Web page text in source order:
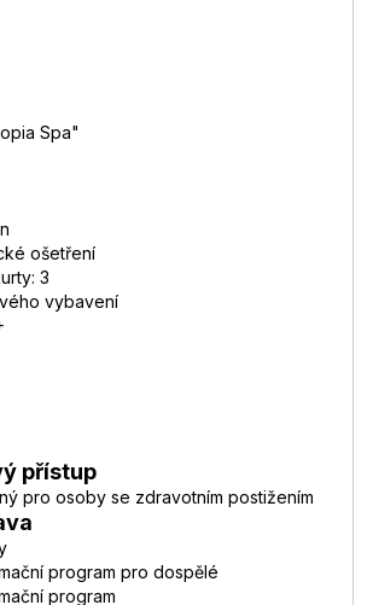
Spa"
ošetření
3
vybavení
přístup
pro osoby se zdravotním postižením
program pro dospělé
program